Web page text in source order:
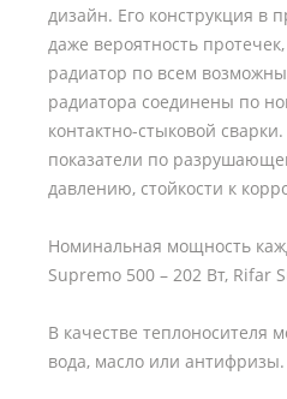
дизайн. Его конструкция в
даже вероятность
радиатор по всем
радиатора соединены по
контактно-стыковой
показатели по
давлению, стойкости к
Номинальная мощность
Supremo 500 – 202 Вт, Rifar
В качестве теплоносителя
вода, масло или антифризы.